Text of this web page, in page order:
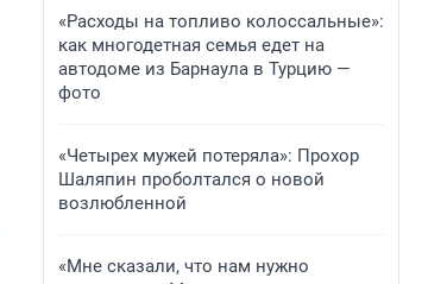
«Расходы на топливо колоссальные»:
как многодетная семья едет на
автодоме из Барнаула в Турцию —
фото
«Четырех мужей потеряла»: Прохор
Шаляпин проболтался о новой
возлюбленной
«Мне сказали, что нам нужно